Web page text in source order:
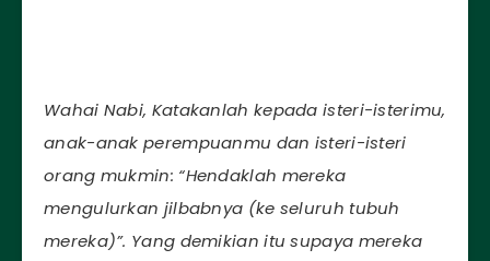
Wahai Nabi, Katakanlah kepada isteri-isterimu,
anak-anak perempuanmu dan isteri-isteri
orang mukmin: “Hendaklah mereka
mengulurkan jilbabnya (ke seluruh tubuh
mereka)”. Yang demikian itu supaya mereka